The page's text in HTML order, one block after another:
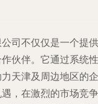
司不仅仅是一个提供
伙伴。它通过系统性
天津及周边地区的企
，在激烈的市场竞争